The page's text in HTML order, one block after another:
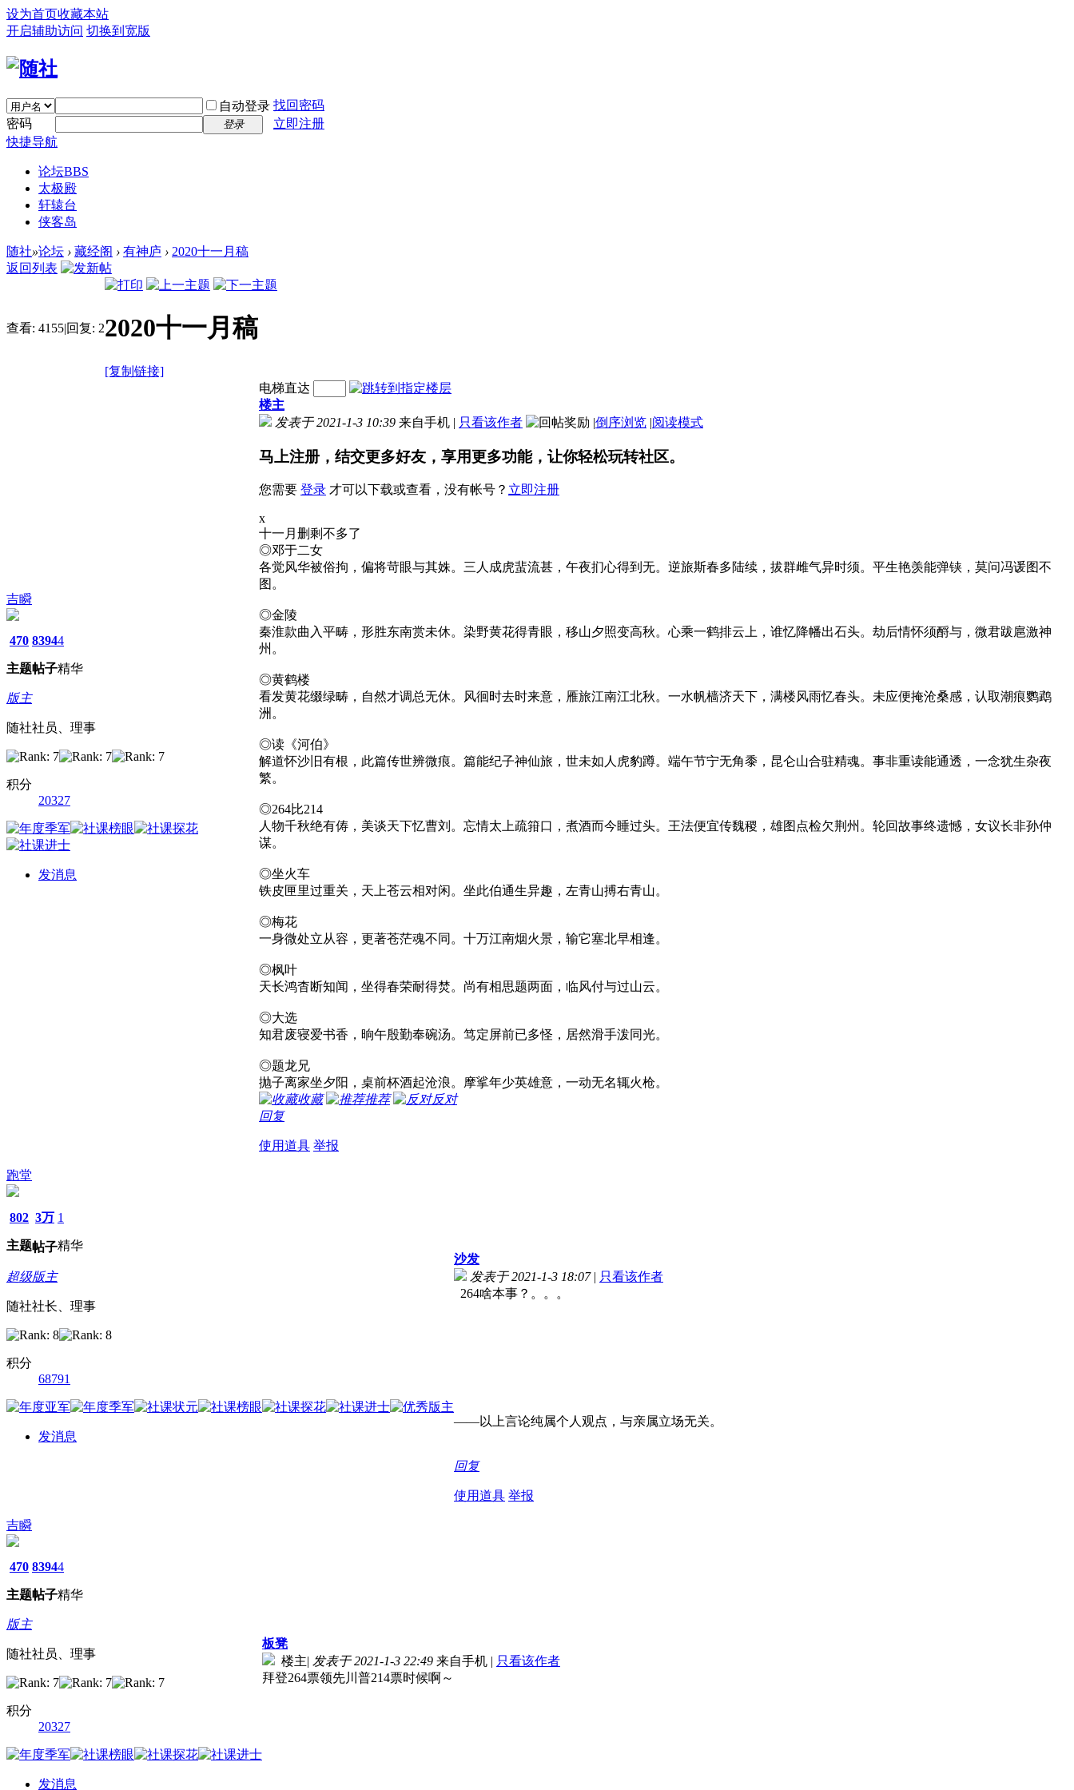
设为首页收藏本站
开启辅助访问 切换到宽版
自动登录 找回密码
密码
登录
立即注册
快捷导航
论坛BBS
太极殿
轩辕台
侠客岛
随社»论坛 › 藏经阁 › 有神庐 › 2020十一月稿
返回列表
查看: 4155|回复: 22020十一月稿
[复制链接]
吉瞬
470
主题
8394
帖子
4
精华
版主
随社社员、理事
积分
20327
发消息
电梯直达
楼主
发表于 2021-1-3 10:39 来自手机 | 只看该作者 |倒序浏览 |阅读模式
马上注册，结交更多好友，享用更多功能，让你轻松玩转社区。
您需要 登录 才可以下载或查看，没有帐号？ 立即注册
x
十一月删剩不多了
◎邓于二女
各觉风华被俗拘，偏将苛眼与其姝。三人成虎蜚流甚，午夜扪心得到无。逆旅斯春多陆续，拔群雌气异时须。平生艳羡能弹铗，莫问冯谖图不
图。
◎金陵
秦淮款曲入平畴，形胜东南赏未休。染野黄花得青眼，移山夕照变高秋。心乘一鹤排云上，谁忆降幡出石头。劫后情怀须酹与，微君跋扈激神
州。
◎黄鹤楼
看发黄花缀绿畴，自然才调总无休。风徊时去时来意，雁旅江南江北秋。一水帆樯济天下，满楼风雨忆春头。未应便掩沧桑感，认取潮痕鹦鹉
洲。
◎读《河伯》
解道怀沙旧有根，此篇传世辨微痕。篇能纪子神仙旅，世未如人虎豹蹲。端午节宁无角黍，昆仑山合驻精魂。事非重读能通透，一念犹生杂夜
繁。
◎264比214
人物千秋绝有俦，美谈天下忆曹刘。忘情太上疏箝口，煮酒而今睡过头。王法便宜传魏稷，雄图点检欠荆州。轮回故事终遗憾，女议长非孙仲
谋。
◎坐火车
铁皮匣里过重关，天上苍云相对闲。坐此伯通生异趣，左青山搏右青山。
◎梅花
一身微处立从容，更著苍茫魂不同。十万江南烟火景，输它塞北早相逢。
◎枫叶
天长鸿杳断知闻，坐得春荣耐得焚。尚有相思题两面，临风付与过山云。
◎大选
知君废寝爱书香，晌午殷勤奉碗汤。笃定屏前已多怪，居然滑手泼同光。
◎题龙兄
抛子离家坐夕阳，桌前杯酒起沧浪。摩挲年少英雄意，一动无名辄火枪。
收藏
推荐
反对
回复
使用道具 举报
跑堂
802
主题
3万
帖子
1
精华
超级版主
随社社长、理事
积分
68791
发消息
沙发
发表于 2021-1-3 18:07 | 只看该作者
264啥本事？。。。
——以上言论纯属个人观点，与亲属立场无关。
回复
使用道具 举报
吉瞬
470
主题
8394
帖子
4
精华
版主
随社社员、理事
积分
20327
发消息
板凳
楼主| 发表于 2021-1-3 22:49 来自手机 | 只看该作者
拜登264票领先川普214票时候啊～